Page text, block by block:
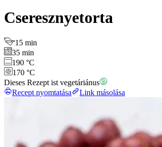
Cseresznyetorta
15 min
35 min
190 °C
170 °C
Dieses Rezept ist vegetáriánus
Recept nyomtatása
Link másolása